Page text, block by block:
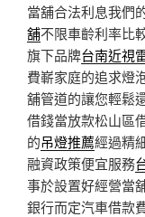
當舖合法利息我們
舖不限車齡利率比
旗下品牌台南近視
費嶄家庭的追求燈
舖管道的讓您輕鬆
借錢當放款松山區
的吊燈推薦經過精
融資政策便宜服務
事於設置好經營當
銀行而定汽車借款